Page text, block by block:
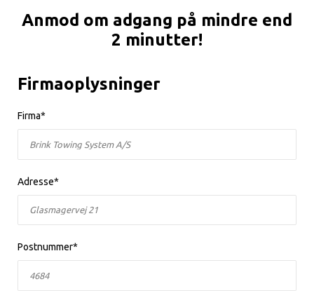
Anmod om adgang på mindre end
2 minutter!
Firmaoplysninger
Firma*
Adresse*
Postnummer*